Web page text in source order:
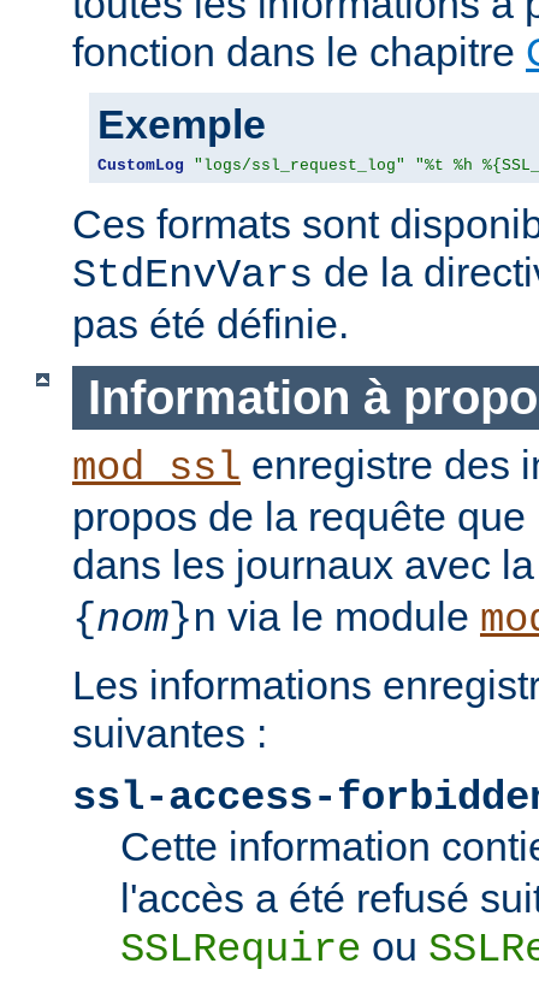
fonction dans le chapitre
Exemple
CustomLog "logs/ssl_request_log" "%t %h
Ces formats sont
StdEnvVars de la
pas été définie.
Information à
mod_ssl enregistre des
propos de la requête
dans les journaux avec
{nom}n via le module
Les informations
suivantes :
ssl-access-
Cette information
l'accès a été refusé
SSLRequire ou